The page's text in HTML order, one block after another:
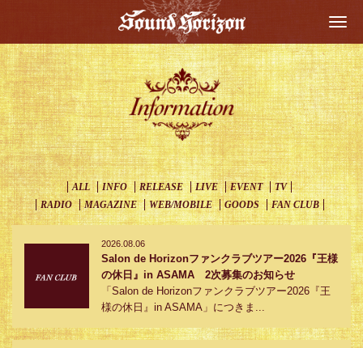
ALL INFO RELEASE LIVE EVENT
TV
RADIO
MAGAZINE WEB/MOBILE GOODS FAN CLUB
2026.08.06
Salon de Horizonファンクラブツアー2026『王様
の休日』in ASAMA 2次募集のお知らせ
「Salon de Horizonファンクラブツアー2026『王
様の休日』in ASAMA」につきま...